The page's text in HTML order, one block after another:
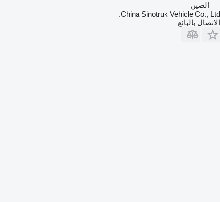
الصين
China Sinotruk Vehicle Co., Ltd.
الاتصال بالبائع